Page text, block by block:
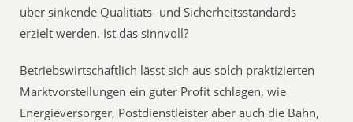
über sinkende Qualitiäts- und Sicherheitsstandards
erzielt werden. Ist das sinnvoll?
Betriebswirtschaftlich lässt sich aus solch praktizierten
Marktvorstellungen ein guter Profit schlagen, wie
Energieversorger, Postdienstleister aber auch die Bahn,